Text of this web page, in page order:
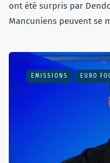
ont été surpris par
Mancuniens peuvent se
EMISSIONS EURO